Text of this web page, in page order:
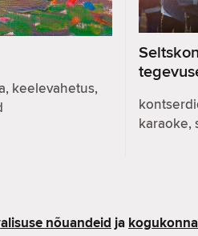
keelevahetus,
karaoke,
nõuandeidja